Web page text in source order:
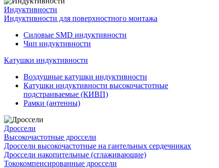
Индуктивности
Индуктивности для поверхностного монтажа
Силовые SMD индуктивности
Чип индуктивности
Катушки индуктивности
Воздушные катушки индуктивности
Катушки индуктивности высокочастотные
подстраиваемые (КИВП)
Рамки (антенны)
Дроссели
Высокочастотные дроссели
Дроссели высокочастотные на гантельных сердечниках
Дроссели накопительные (сглаживающие)
Тококомпенсированные дроссели